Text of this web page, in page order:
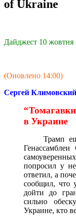
of Ukraine
Дайджест 10 жовтня
(Оновлено 14:00)
Сергей Климовский
в Украине
Трамп ещё
попросил у
ответил, а
сообщил, что
дойти до
сильно
Украине, кто